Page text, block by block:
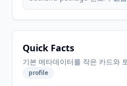
Quick Facts
기본 메타데이터를 작은 카드와
profile